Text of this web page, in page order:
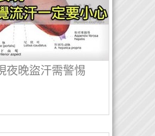
夜晚盜汗需警惕